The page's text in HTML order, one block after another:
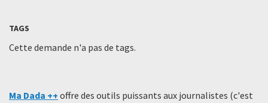
TAGS
Cette demande n'a pas de tags.
Ma Dada ++ offre des outils puissants aux journalistes (c'est